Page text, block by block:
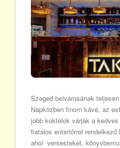
Szeged belvárosának
Napközben finom kávé, az
jobb koktélok várják a
fiatalos enteriőrrel
ahol versesteket,